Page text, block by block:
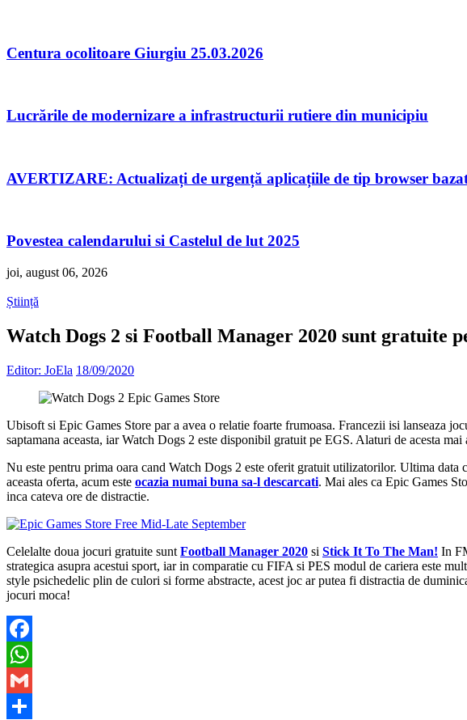
Centura ocolitoare Giurgiu 25.03.2026
Lucrările de modernizare a infrastructurii rutiere din municipiu
AVERTIZARE: Actualizați de urgență aplicațiile de tip browser
Povestea calendarului si Castelul de lut 2025
joi, august 06, 2026
Știință
Watch Dogs 2 si Football Manager 2020 sunt gratuite
Editor: JoEla 18/09/2020
Ubisoft si Epic Games Store par a avea o relatie foarte frumoasa. Francezii isi lanseaza
saptamana aceasta, iar Watch Dogs 2 este disponibil gratuit pe EGS. Alaturi de acesta
Nu este pentru prima oara cand Watch Dogs 2 este oferit gratuit utilizatorilor. Ultima
aceasta oferta, acum este ocazia numai buna sa-l descarcati. Mai ales ca Epic Games
inca cateva ore de distractie.
Celelalte doua jocuri gratuite sunt Football Manager 2020 si Stick It To The Man! In
strategica asupra acestui sport, iar in comparatie cu FIFA si PES modul de cariera este
style psichedelic plin de culori si forme abstracte, acest joc ar putea fi distractia de
jocuri moca!
Facebook
WhatsApp
Gmail